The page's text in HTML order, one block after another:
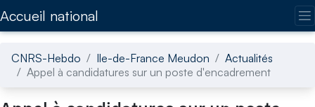
Accueil national
CNRS-Hebdo Ile-de-France Meudon
Actualités
Appel à candidatures sur un poste d'encadrement